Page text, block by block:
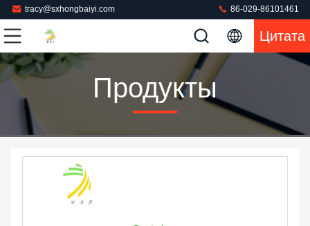
tracy@sxhongbaiyi.com 86-029-86101461
Цитата
Продукты